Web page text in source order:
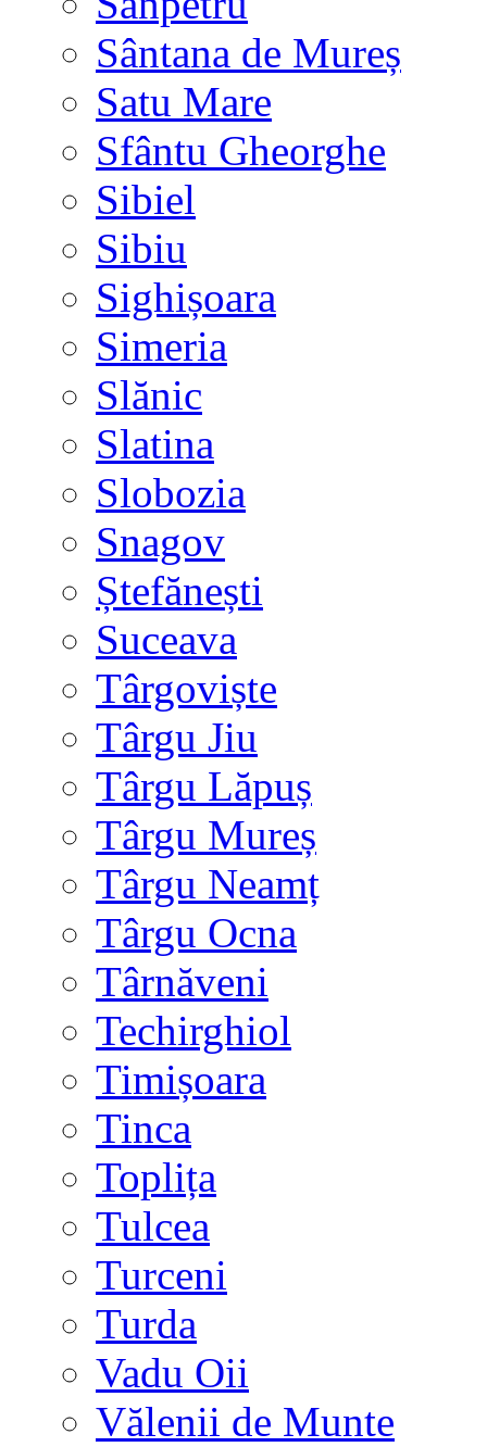
Sântana de Mureș
Satu Mare
Sfântu Gheorghe
Sibiel
Sibiu
Sighișoara
Simeria
Slănic
Slatina
Slobozia
Snagov
Ștefănești
Suceava
Târgoviște
Târgu Jiu
Târgu Lăpuș
Târgu Mureș
Târgu Neamț
Târgu Ocna
Târnăveni
Techirghiol
Timișoara
Tinca
Toplița
Tulcea
Turceni
Turda
Vadu Oii
Vălenii de Munte